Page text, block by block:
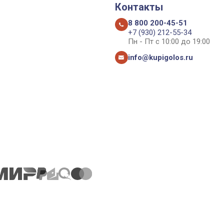
Контакты
8 800 200-45-51
+7 (930) 212-55-34
Пн - Пт с 10:00 до 19:00
info@kupigolos.ru